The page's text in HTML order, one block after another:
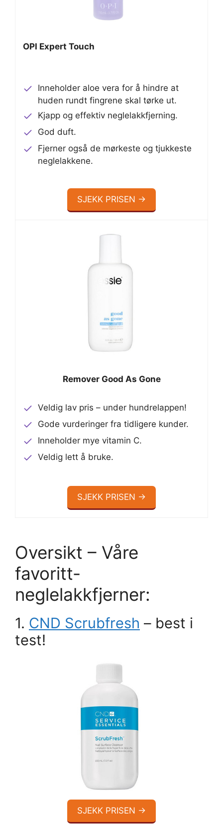
OPI Expert Touch
Inneholder aloe vera for å hindre at
huden rundt fingrene skal tørke ut.
Kjapp og effektiv neglelakkfjerning.
God duft.
Fjerner også de mørkeste og tjukkeste
neglelakkene.
SJEKK PRISEN →
Remover Good As Gone
Veldig lav pris – under hundrelappen!
Gode vurderinger fra tidligere kunder.
Inneholder mye vitamin C.
Veldig lett å bruke.
SJEKK PRISEN →
Oversikt – Våre
favoritt-
neglelakkfjerner:
1. CND Scrubfresh – best i
test!
SJEKK PRISEN →